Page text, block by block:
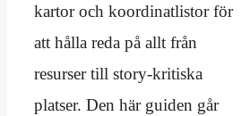
kartor och koordinatlistor för
att hålla reda på allt från
resurser till story-kritiska
platser. Den här guiden går